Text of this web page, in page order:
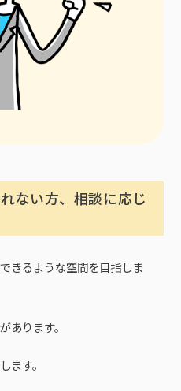
ない方、相談に応じ
きるような空間を目指しま
あります。
ます。